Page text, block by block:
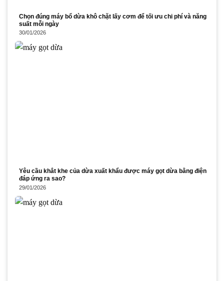
Chọn đúng máy bổ dừa khô chặt lấy cơm để tối ưu chi phí và năng
suất mỗi ngày
30/01/2026
Yêu cầu khắt khe của dừa xuất khẩu được máy gọt dừa bằng điện
đáp ứng ra sao?
29/01/2026